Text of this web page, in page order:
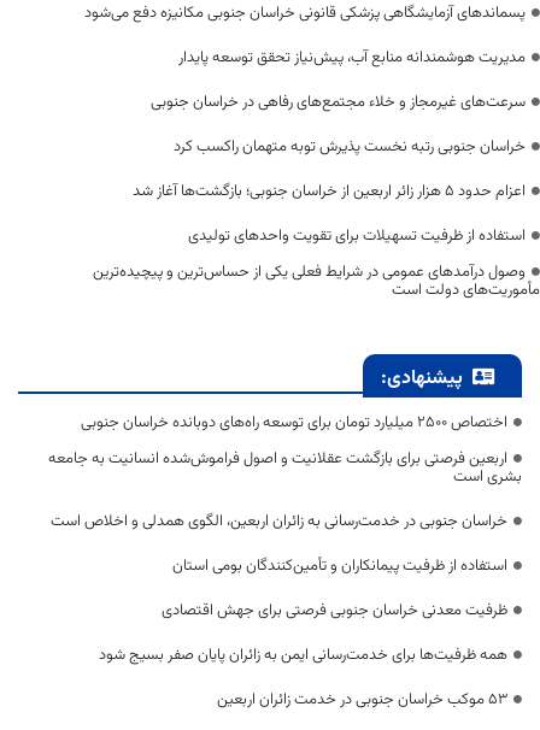
پسماندهای آزمایشگاهی پزشکی قانونی خراسان جنوبی مکانیزه دفع می‌شود
مدیریت هوشمندانه منابع آب، پیش‌نیاز تحقق توسعه پایدار
سرعت‌های غیرمجاز و خلاء مجتمع‌های رفاهی در خراسان جنوبی
خراسان جنوبی رتبه نخست پذیرش توبه متهمان راکسب کرد
اعزام حدود 5 هزار زائر اربعین از خراسان جنوبی؛ بازگشت‌ها آغاز شد
استفاده از ظرفیت تسهیلات برای تقویت واحدهای تولیدی
وصول درآمدهای عمومی در شرایط فعلی یکی از حساس‌ترین و پیچیده‌ترین
مأموریت‌های دولت است
پیشنهادی:
اختصاص 2500 میلیارد تومان برای توسعه راه‌های دوبانده خراسان جنوبی
اربعین فرصتی برای بازگشت عقلانیت و اصول فراموش‌شده انسانیت به جامعه
بشری است
خراسان جنوبی در خدمت‌رسانی به زائران اربعین، الگوی همدلی و اخلاص است
استفاده از ظرفیت پیمانکاران و تأمین‌کنندگان بومی استان
ظرفیت معدنی خراسان جنوبی فرصتی برای جهش اقتصادی
همه ظرفیت‌ها برای خدمت‌رسانی ایمن به زائران پایان صفر بسیج شود
53 موکب خراسان جنوبی در خدمت زائران اربعین